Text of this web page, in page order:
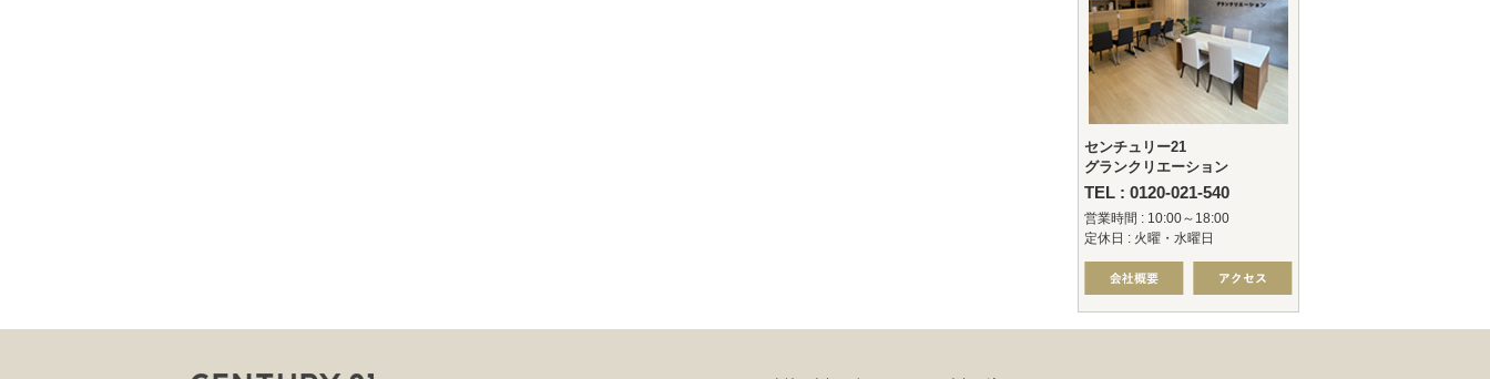
センチュリー21
グランクリエーション
TEL : 0120-021-540
営業時間 : 10:00～18:00
定休日 : 火曜・水曜日